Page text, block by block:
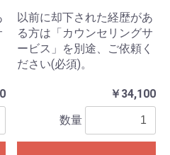
以前に却下された経歴があ
る方は「カウンセリングサ
ービス」を別途、ご依頼く
ださい(必須)。
￥34,100
数量